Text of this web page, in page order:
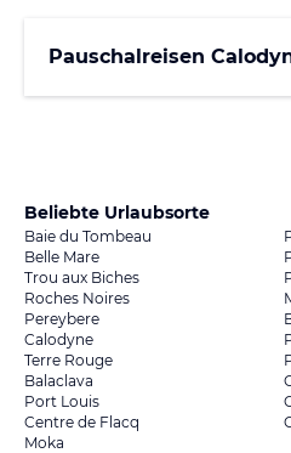
Pauschalreisen
Beliebte Urlaubsorte
Baie du Tombeau
Belle Mare
Trou aux Biches
Roches Noires
Pereybere
Calodyne
Terre Rouge
Balaclava
Port Louis
Centre de Flacq
Moka